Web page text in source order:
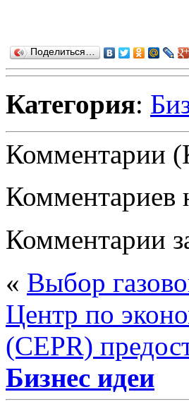
Поделиться…
Категория:
Комментарии
Комментариев
Комментарии
« Выбор
Центр по
(CEPR)
Бизнес идеи